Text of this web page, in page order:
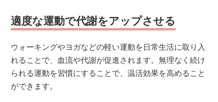
適度な運動で代謝をアップさせる
ウォーキングやヨガなどの軽い運動を日常生活に取り入
れることで、血流や代謝が促進されます。無理なく続け
られる運動を習慣にすることで、温活効果を高めること
ができます。